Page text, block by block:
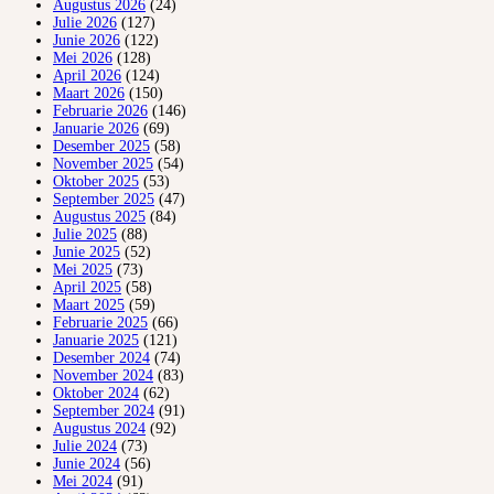
Augustus 2026 (24)
Julie 2026 (127)
Junie 2026 (122)
Mei 2026 (128)
April 2026 (124)
Maart 2026 (150)
Februarie 2026 (146)
Januarie 2026 (69)
Desember 2025 (58)
November 2025 (54)
Oktober 2025 (53)
September 2025 (47)
Augustus 2025 (84)
Julie 2025 (88)
Junie 2025 (52)
Mei 2025 (73)
April 2025 (58)
Maart 2025 (59)
Februarie 2025 (66)
Januarie 2025 (121)
Desember 2024 (74)
November 2024 (83)
Oktober 2024 (62)
September 2024 (91)
Augustus 2024 (92)
Julie 2024 (73)
Junie 2024 (56)
Mei 2024 (91)